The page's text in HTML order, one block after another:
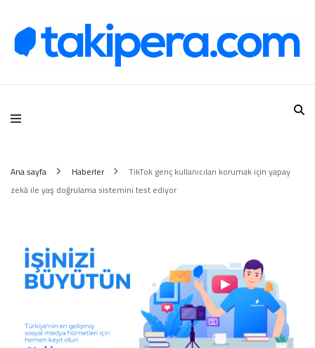
Takipera Dijital Hizmetler
Ana sayfa Haberler
TikTok genç kullanıcıları korumak için yapay
zekâ ile yaş doğrulama sistemini test ediyor